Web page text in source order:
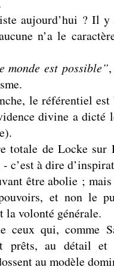
aujourd’hui ? Il
n’a le
monde est possible”
le référentiel
divine a dicté
totale de Locke
c’est à dire
être abolie ;
et non le
la volonté générale.
ceux qui, comme
prêts, au détail
au modèle